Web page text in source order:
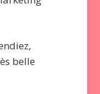
belle